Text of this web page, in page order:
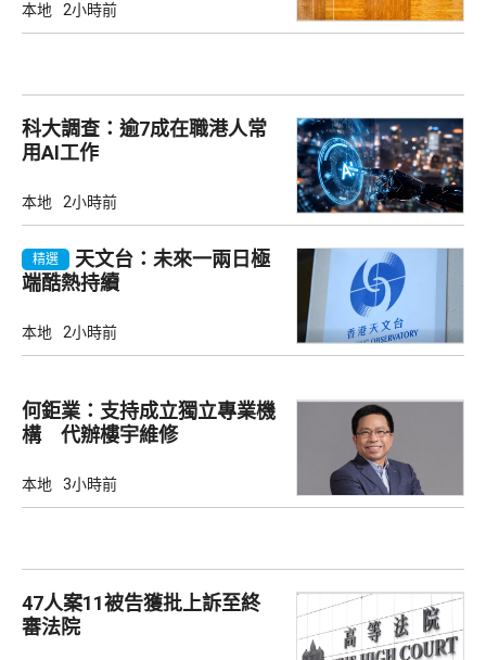
本地 2小時前
科大調查：逾7成在職港人常
用AI工作
本地 2小時前
精選
天文台：未來一兩日極
端酷熱持續
本地 2小時前
何鉅業：支持成立獨立專業機
構 代辦樓宇維修
本地 3小時前
47人案11被告獲批上訴至終
審法院